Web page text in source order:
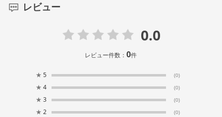
レビュー
0.0
レビュー件数：0件
★ 5 (0)
★ 4 (0)
★ 3 (0)
★ 2 (0)